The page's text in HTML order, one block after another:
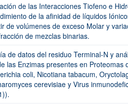
de las Interacciones Tiofeno e
de la afinidad de líquidos
de volúmenes de exceso Molar y
de mezclas binarias.
de datos del residuo Terminal-N y
las Enzimas presentes en Proteomas
coli, Nicotiana tabacum,
cerevisiae y Virus